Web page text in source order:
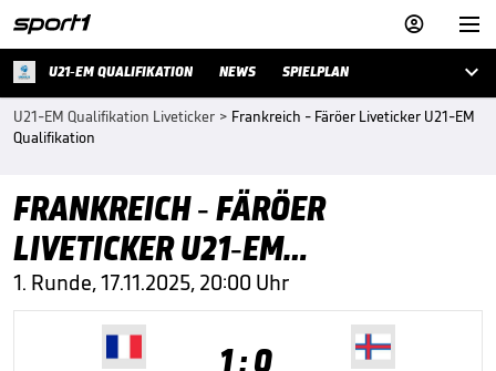


U21-EM QUALIFIKATION NEWS SPIELPLAN 
U21-EM Qualifikation Liveticker > Frankreich - Färöer Liveticker U21-EM
Qualifikation
FRANKREICH - FÄRÖER
LIVETICKER U21-EM
QUALIFIKATION
1. Runde, 17.11.2025, 20:00 Uhr
1 : 0